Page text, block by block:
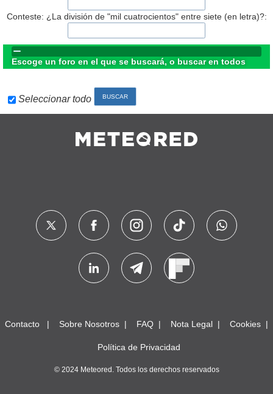
Conteste: ¿La división de "mil cuatrocientos" entre siete (en letra)?:
Escoge un foro en el que se buscará, o buscar en todos
Seleccionar todo
Contacto Sobre Nosotros FAQ Nota Legal Cookies
Política de Privacidad
© 2024 Meteored. Todos los derechos reservados